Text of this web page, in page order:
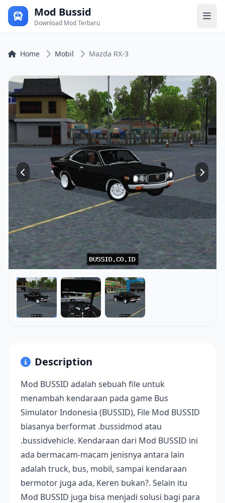
Mod Bussid
Download Mod Terbaru
Home Mobil Mazda RX-3
Description
Mod BUSSID adalah sebuah file untuk
menambah kendaraan pada game Bus
Simulator Indonesia (BUSSID), File Mod BUSSID
biasanya berformat .bussidmod atau
.bussidvehicle. Kendaraan dari Mod BUSSID ini
ada bermacam-macam jenisnya antara lain
adalah truck, bus, mobil, sampai kendaraan
bermotor juga ada, Keren bukan?. Selain itu
Mod BUSSID juga bisa menjadi solusi bagi para